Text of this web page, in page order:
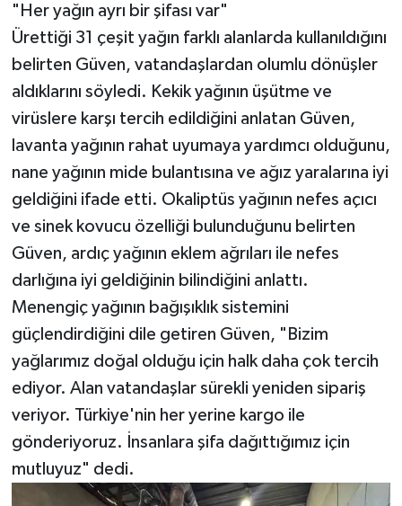
"Her yağın ayrı bir şifası var"
Ürettiği 31 çeşit yağın farklı alanlarda kullanıldığını
belirten Güven, vatandaşlardan olumlu dönüşler
aldıklarını söyledi. Kekik yağının üşütme ve
virüslere karşı tercih edildiğini anlatan Güven,
lavanta yağının rahat uyumaya yardımcı olduğunu,
nane yağının mide bulantısına ve ağız yaralarına iyi
geldiğini ifade etti. Okaliptüs yağının nefes açıcı
ve sinek kovucu özelliği bulunduğunu belirten
Güven, ardıç yağının eklem ağrıları ile nefes
darlığına iyi geldiğinin bilindiğini anlattı.
Menengiç yağının bağışıklık sistemini
güçlendirdiğini dile getiren Güven, "Bizim
yağlarımız doğal olduğu için halk daha çok tercih
ediyor. Alan vatandaşlar sürekli yeniden sipariş
veriyor. Türkiye'nin her yerine kargo ile
gönderiyoruz. İnsanlara şifa dağıttığımız için
mutluyuz" dedi.